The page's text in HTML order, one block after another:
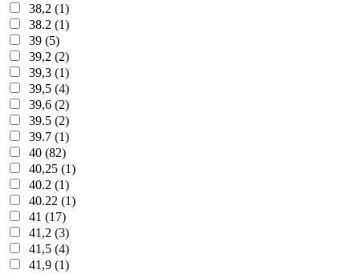
38,2 (1)
38.2 (1)
39 (5)
39,2 (2)
39,3 (1)
39,5 (4)
39,6 (2)
39.5 (2)
39.7 (1)
40 (82)
40,25 (1)
40.2 (1)
40.22 (1)
41 (17)
41,2 (3)
41,5 (4)
41,9 (1)